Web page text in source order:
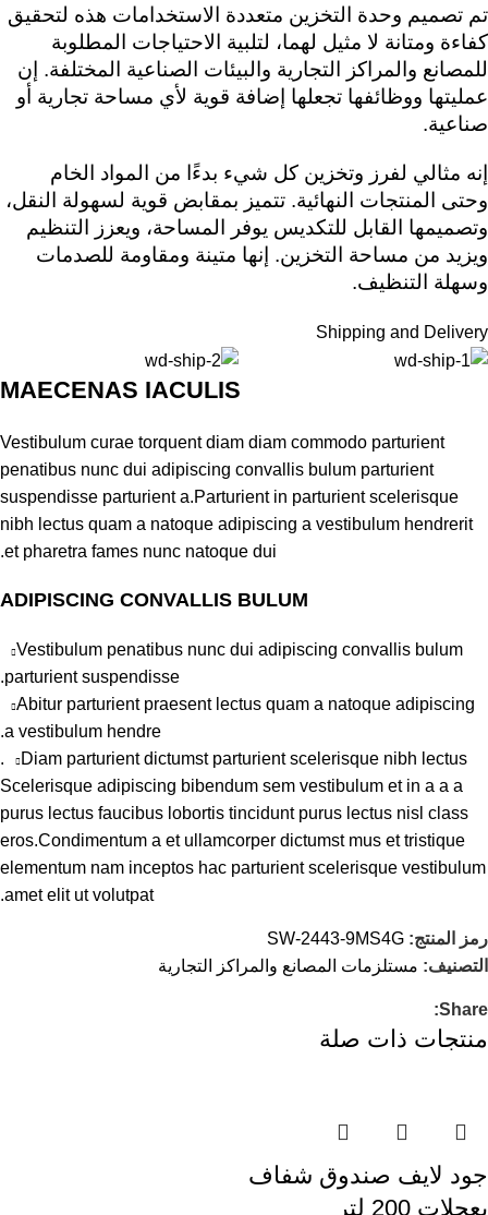
تم تصميم وحدة التخزين متعددة الاستخدامات هذه لتحقيق
كفاءة ومتانة لا مثيل لهما، لتلبية الاحتياجات المطلوبة
للمصانع والمراكز التجارية والبيئات الصناعية المختلفة. إن
عمليتها ووظائفها تجعلها إضافة قوية لأي مساحة تجارية أو
صناعية.
إنه مثالي لفرز وتخزين كل شيء بدءًا من المواد الخام
وحتى المنتجات النهائية. تتميز بمقابض قوية لسهولة النقل،
وتصميمها القابل للتكديس يوفر المساحة، ويعزز التنظيم
ويزيد من مساحة التخزين. إنها متينة ومقاومة للصدمات
وسهلة التنظيف.
Shipping and Delivery
MAECENAS IACULIS
Vestibulum curae torquent diam diam commodo parturient
penatibus nunc dui adipiscing convallis bulum parturient
suspendisse parturient a.Parturient in parturient scelerisque
nibh lectus quam a natoque adipiscing a vestibulum hendrerit
et pharetra fames nunc natoque dui.
ADIPISCING CONVALLIS BULUM
Vestibulum penatibus nunc dui adipiscing convallis bulum
parturient suspendisse.
Abitur parturient praesent lectus quam a natoque adipiscing
a vestibulum hendre.
Diam parturient dictumst parturient scelerisque nibh lectus.
Scelerisque adipiscing bibendum sem vestibulum et in a a a
purus lectus faucibus lobortis tincidunt purus lectus nisl class
eros.Condimentum a et ullamcorper dictumst mus et tristique
elementum nam inceptos hac parturient scelerisque vestibulum
amet elit ut volutpat.
رمز المنتج: SW-2443-9MS4G
التصنيف: مستلزمات المصانع والمراكز التجارية
Share:
منتجات ذات صلة
جود لايف صندوق شفاف
بعجلات 200 لتر